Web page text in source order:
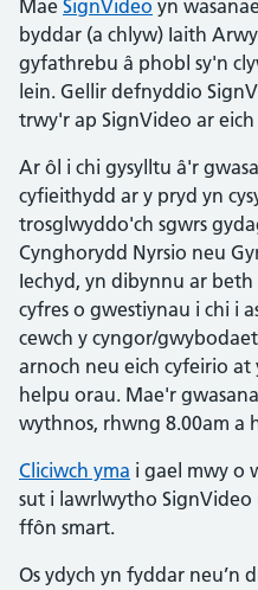
Mae SignVideo yn
byddar (a chlyw) Iaith
gyfathrebu â phobl sy'n
lein. Gellir defnyddio
trwy'r ap SignVideo ar
Ar ôl i chi gysylltu â'r
cyfieithydd ar y pryd yn
trosglwyddo'ch sgwrs
Cynghorydd Nyrsio neu
Iechyd, yn dibynnu ar
cyfres o gwestiynau i chi i
cewch y cyngor/
arnoch neu eich cyfeirio at
helpu orau. Mae'r
wythnos, rhwng 8.00am a
Cliciwch yma i gael mwy o
sut i lawrlwytho
ffôn smart.
Os ydych yn fyddar neu’n